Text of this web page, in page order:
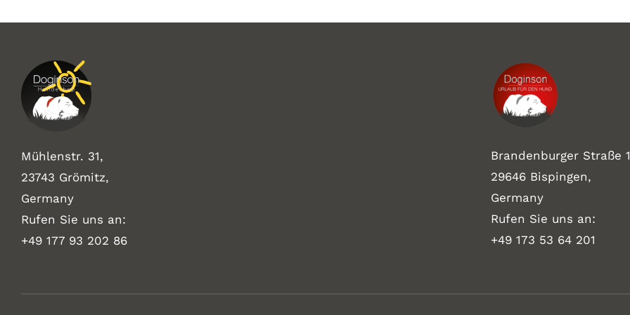
Mühlenstr. 31,
23743 Grömitz,
Germany
Rufen Sie uns an:
+49 177 93 202 86
Brandenburger Straße
29646 Bispingen,
Germany
Rufen Sie uns an:
+49 173 53 64 201